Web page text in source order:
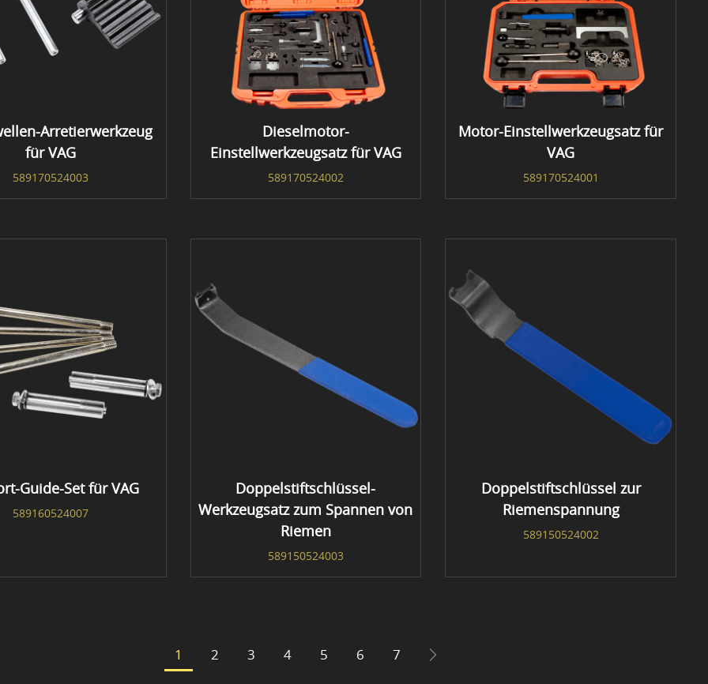
Arretierwerkzeug
für VAG
589170524003
Dieselmotor-
Einstellwerkzeugsatz für VAG
589170524002
Motor-Einstellwerkzeugsatz für
VAG
589170524001
Guide-Set für VAG
589160524007
Doppelstiftschlüssel-
Werkzeugsatz zum Spannen von
Riemen
589150524003
Doppelstiftschlüssel zur
Riemenspannung
589150524002
1 2 3 4 5 6 7